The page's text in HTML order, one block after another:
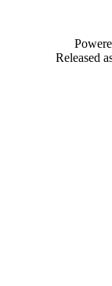
Released